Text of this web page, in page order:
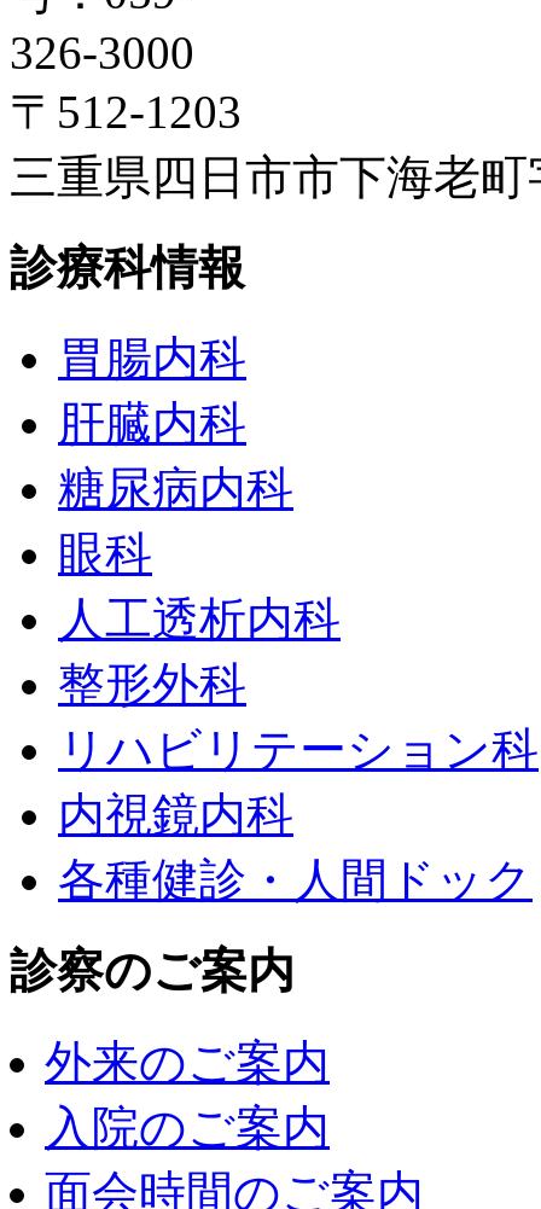
〒512-1203
三重県四日市市下海老町
診療科情報
胃腸内科
肝臓内科
糖尿病内科
眼科
人工透析内科
整形外科
リハビリテーション科
内視鏡内科
各種健診・人間ドック
診察のご案内
外来のご案内
入院のご案内
面会時間のご案内